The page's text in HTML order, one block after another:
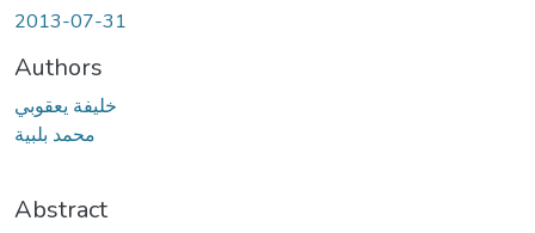
2013-07-31
Authors
خليفة يعقوبي
محمد بلبية
Abstract